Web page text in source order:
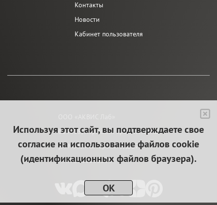
Контакты
Новости
Кабинет пользователя
614015, Пермский край, г. Пермь,
ул. Максима Горького, д.27
ИНН 5903056290
Используя этот сайт, вы подтверждаете свое
согласие на использование файлов cookie
(идентификационных файлов браузера).
OK